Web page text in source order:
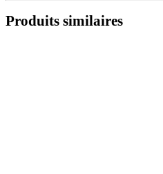
Produits similaires